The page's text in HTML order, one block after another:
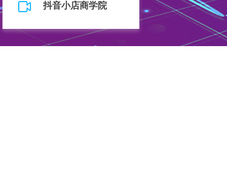
抖音小店商学院